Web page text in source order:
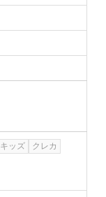
キッズ
クレカ